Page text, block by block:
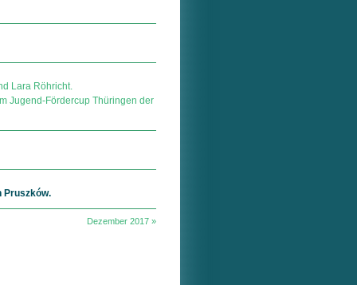
Lara Röhricht.
Jugend-Fördercup Thüringen der
Pruszków.
Dezember 2017 »